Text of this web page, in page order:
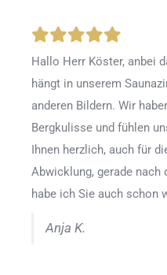
Hallo Herr Köster, anbei
hängt in unserem
anderen Bildern. Wir
Bergkulisse und fühlen
Ihnen herzlich, auch für
Abwicklung, gerade nach
habe ich Sie auch schon
Anja K.